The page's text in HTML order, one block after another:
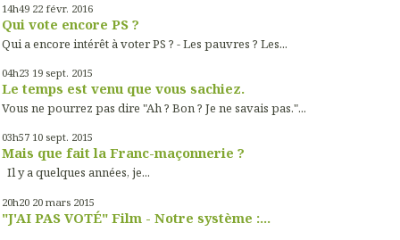
14h49 22 févr. 2016
Qui vote encore PS ?
Qui a encore intérêt à voter PS ? - Les pauvres ? Les...
04h23 19 sept. 2015
Le temps est venu que vous sachiez.
Vous ne pourrez pas dire "Ah ? Bon ? Je ne savais pas."...
03h57 10 sept. 2015
Mais que fait la Franc-maçonnerie ?
Il y a quelques années, je...
20h20 20 mars 2015
"J'AI PAS VOTÉ" Film - Notre système :...